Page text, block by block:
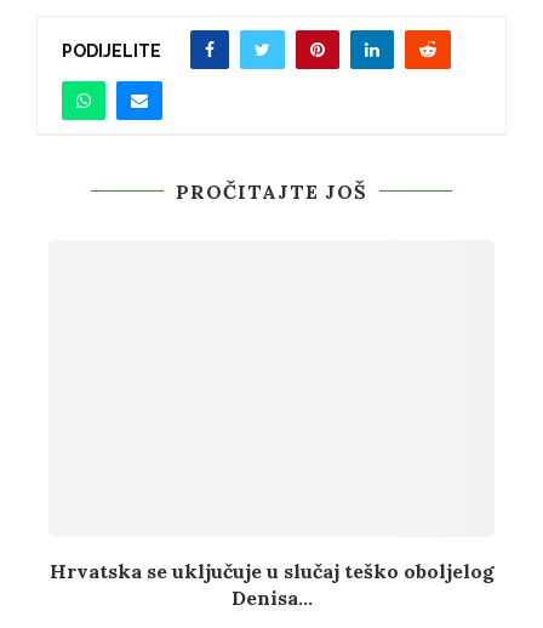
PODIJELITE
PROČITAJTE JOŠ
Hrvatska se uključuje u slučaj teško oboljelog
Denisa...